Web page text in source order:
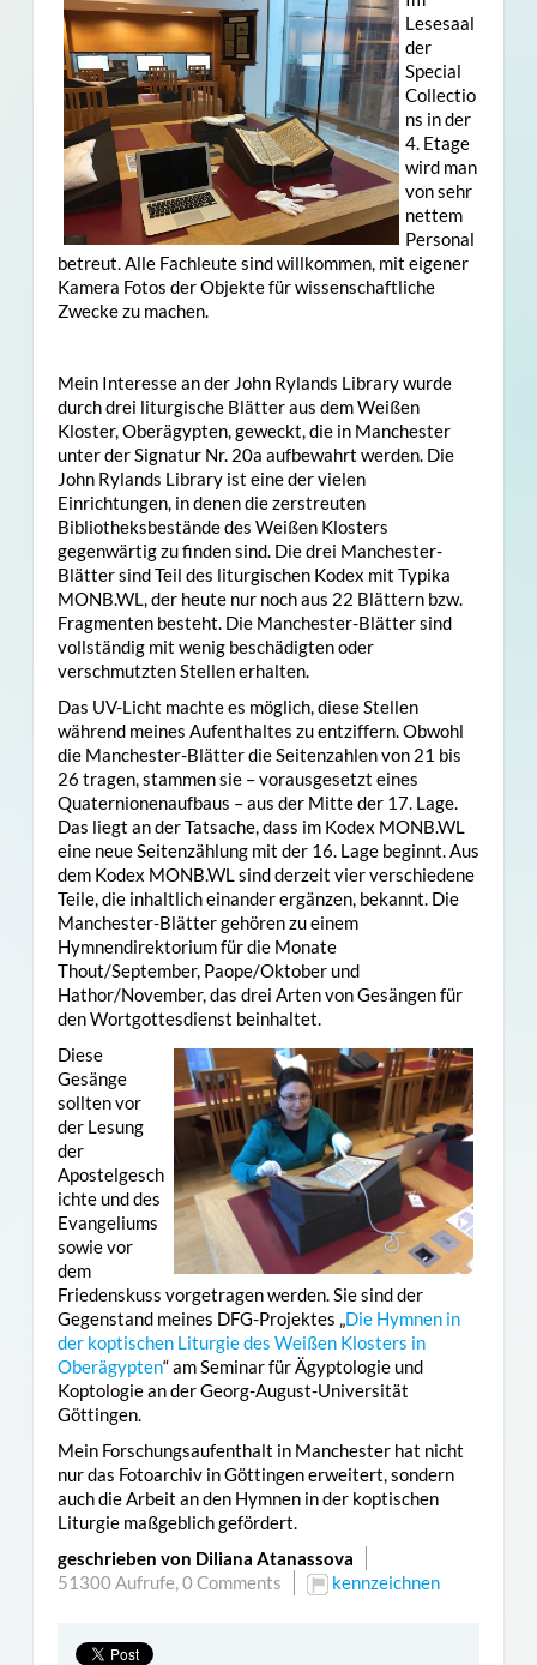
Lesesaal
der
Special
Collectio
ns in der
4. Etage
wird man
von sehr
nettem
Personal
betreut. Alle Fachleute sind willkommen, mit eigener
Kamera Fotos der Objekte für wissenschaftliche
Zwecke zu machen.
Mein Interesse an der John Rylands Library wurde
durch drei liturgische Blätter aus dem Weißen
Kloster, Oberägypten, geweckt, die in Manchester
unter der Signatur Nr. 20a aufbewahrt werden. Die
John Rylands Library ist eine der vielen
Einrichtungen, in denen die zerstreuten
Bibliotheksbestände des Weißen Klosters
gegenwärtig zu finden sind. Die drei Manchester-
Blätter sind Teil des liturgischen Kodex mit Typika
MONB.WL, der heute nur noch aus 22 Blättern bzw.
Fragmenten besteht. Die Manchester-Blätter sind
vollständig mit wenig beschädigten oder
verschmutzten Stellen erhalten.
Das UV-Licht machte es möglich, diese Stellen
während meines Aufenthaltes zu entziffern. Obwohl
die Manchester-Blätter die Seitenzahlen von 21 bis
26 tragen, stammen sie – vorausgesetzt eines
Quaternionenaufbaus – aus der Mitte der 17. Lage.
Das liegt an der Tatsache, dass im Kodex MONB.WL
eine neue Seitenzählung mit der 16. Lage beginnt. Aus
dem Kodex MONB.WL sind derzeit vier verschiedene
Teile, die inhaltlich einander ergänzen, bekannt. Die
Manchester-Blätter gehören zu einem
Hymnendirektorium für die Monate
Thout/September, Paope/Oktober und
Hathor/November, das drei Arten von Gesängen für
den Wortgottesdienst beinhaltet.
Diese
Gesänge
sollten vor
der Lesung
der
Apostelgesch
ichte und des
Evangeliums
sowie vor
dem
Friedenskuss vorgetragen werden. Sie sind der
Gegenstand meines DFG-Projektes „Die Hymnen in
der koptischen Liturgie des Weißen Klosters in
Oberägypten“ am Seminar für Ägyptologie und
Koptologie an der Georg-August-Universität
Göttingen.
Mein Forschungsaufenthalt in Manchester hat nicht
nur das Fotoarchiv in Göttingen erweitert, sondern
auch die Arbeit an den Hymnen in der koptischen
Liturgie maßgeblich gefördert.
geschrieben von Diliana Atanassova
51300 Aufrufe,0 Comments kennzeichnen